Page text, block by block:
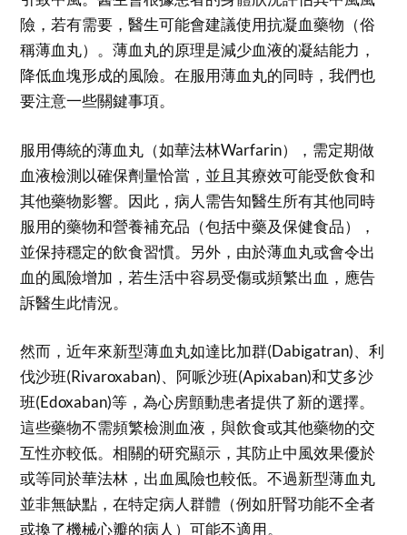
險，若有需要，醫生可能會建議使用抗凝血藥物（俗
稱薄血丸）。薄血丸的原理是減少血液的凝結能力，
降低血塊形成的風險。在服用薄血丸的同時，我們也
要注意一些關鍵事項。
服用傳統的薄血丸（如華法林Warfarin），需定期做
血液檢測以確保劑量恰當，並且其療效可能受飲食和
其他藥物影響。因此，病人需告知醫生所有其他同時
服用的藥物和營養補充品（包括中藥及保健食品），
並保持穩定的飲食習慣。另外，由於薄血丸或會令出
血的風險增加，若生活中容易受傷或頻繁出血，應告
訴醫生此情況。
然而，近年來新型薄血丸如達比加群(Dabigatran)、利
伐沙班(Rivaroxaban)、阿哌沙班(Apixaban)和艾多沙
班(Edoxaban)等，為心房顫動患者提供了新的選擇。
這些藥物不需頻繁檢測血液，與飲食或其他藥物的交
互性亦較低。相關的研究顯示，其防止中風效果優於
或等同於華法林，出血風險也較低。不過新型薄血丸
並非無缺點，在特定病人群體（例如肝腎功能不全者
或換了機械心瓣的病人）可能不適用。